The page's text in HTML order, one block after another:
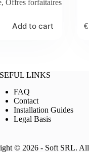
,Offres forfaitaires
Add to cart €
LINKS
FAQ
Contact
Installation Guides
Legal Basis
© 2026 - Soft SRL. All